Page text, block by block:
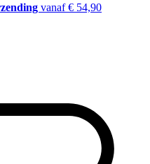
vanaf € 54,90